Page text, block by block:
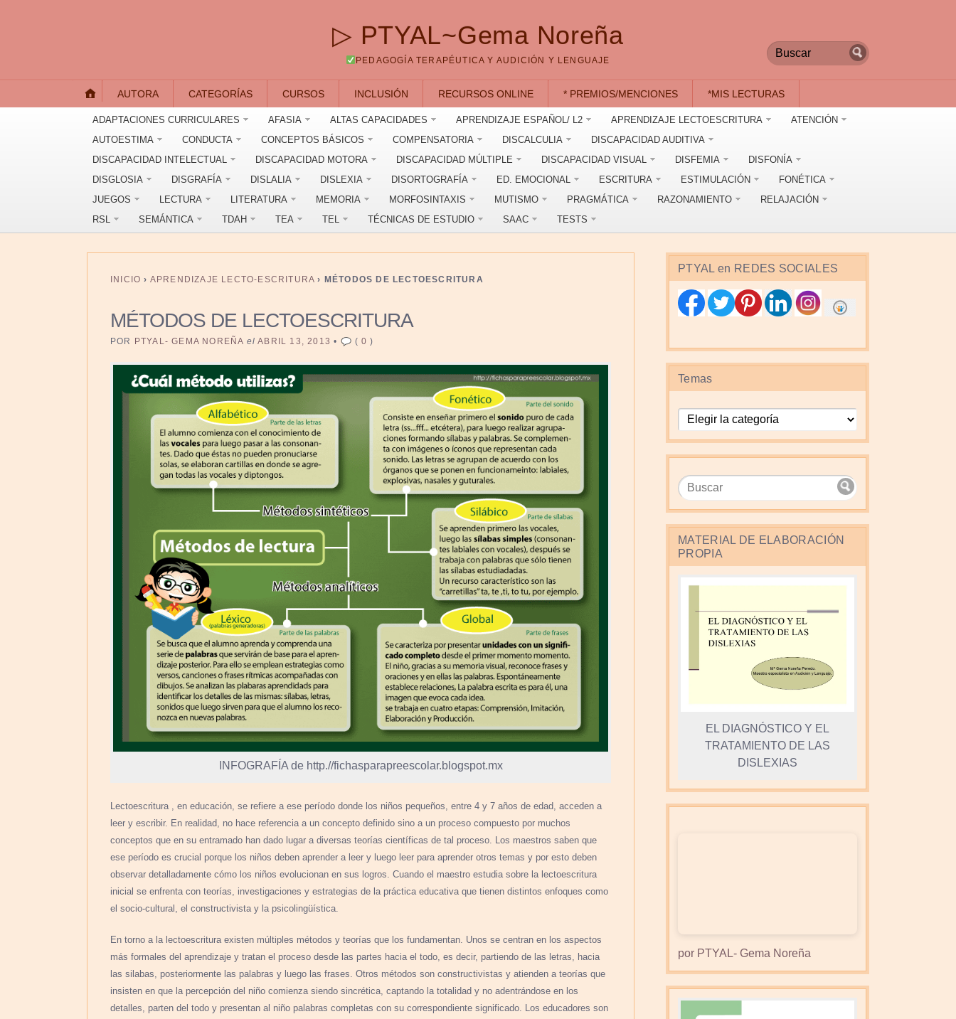
▷ PTYAL~Gema Noreña
PEDAGOGÍA TERAPÉUTICA Y AUDICIÓN Y LENGUAJE
AUTORA CATEGORÍAS CURSOS INCLUSIÓN RECURSOS ONLINE * PREMIOS/MENCIONES *MIS LECTURAS
ADAPTACIONES CURRICULARES AFASIA ALTAS CAPACIDADES APRENDIZAJE ESPAÑOL/ L2 APRENDIZAJE LECTOESCRITURA
ATENCIÓN
AUTOESTIMA
CONDUCTA CONCEPTOS BÁSICOS COMPENSATORIA DISCALCULIA
DISCAPACIDAD AUDITIVA
DISCAPACIDAD INTELECTUAL
DISCAPACIDAD MOTORA DISCAPACIDAD MÚLTIPLE DISCAPACIDAD VISUAL DISFEMIA
DISFONÍA
DISGLOSIA
DISGRAFÍA DISLALIA DISLEXIA DISORTOGRAFÍA ED. EMOCIONAL ESCRITURA ESTIMULACIÓN
FONÉTICA
JUEGOS
LECTURA LITERATURA MEMORIA MORFOSINTAXIS MUTISMO PRAGMÁTICA RAZONAMIENTO
RELAJACIÓN
RSL
SEMÁNTICA TDAH TEA TEL TÉCNICAS DE ESTUDIO SAAC TESTS
INICIO › APRENDIZAJE LECTO-ESCRITURA › MÉTODOS DE LECTOESCRITURA
MÉTODOS DE LECTOESCRITURA
POR PTYAL- GEMA NOREÑA el ABRIL 13, 2013 • (0 )
INFOGRAFÍA de http.//fichasparapreescolar.blogspot.mx
Lectoescritura , en educación, se refiere a ese período donde los niños pequeños, entre 4 y 7 años de edad, acceden a
leer y escribir. En realidad, no hace referencia a un concepto definido sino a un proceso compuesto por muchos
conceptos que en su entramado han dado lugar a diversas teorías científicas de tal proceso. Los maestros saben que
ese período es crucial porque los niños deben aprender a leer y luego leer para aprender otros temas y por esto deben
observar detalladamente cómo los niños evolucionan en sus logros. Cuando el maestro estudia sobre la lectoescritura
inicial se enfrenta con teorías, investigaciones y estrategias de la práctica educativa que tienen distintos enfoques como
el socio-cultural, el constructivista y la psicolingüística.
En torno a la lectoescritura existen múltiples métodos y teorías que los fundamentan. Unos se centran en los aspectos
más formales del aprendizaje y tratan el proceso desde las partes hacia el todo, es decir, partiendo de las letras, hacia
las silabas, posteriormente las palabras y luego las frases. Otros métodos son constructivistas y atienden a teorías que
insisten en que la percepción del niño comienza siendo sincrética, captando la totalidad y no adentrándose en los
detalles, parten del todo y presentan al niño palabras completas con su correspondiente significado. Los educadores son
PTYAL en REDES SOCIALES
Temas
Temas
MATERIAL DE ELABORACIÓN
PROPIA
EL DIAGNÓSTICO Y EL
TRATAMIENTO DE LAS
DISLEXIAS
por PTYAL- Gema Noreña